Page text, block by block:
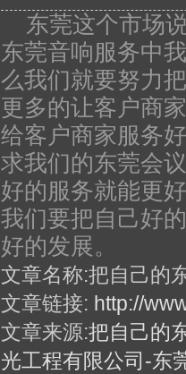
东莞这个市场
东莞音响服务中
么我们就要努力
更多的让客户商
给客户商家服务
求我们的东莞会
好的服务就能更
我们要把自己好
好的发展。
文章名称:把自己的
文章链接: http://
文章来源:把自己的
光工程有限公司-东